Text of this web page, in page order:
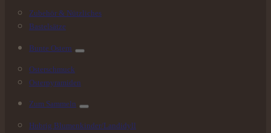
Zubehör & Nützliches
Bastelsätze
Bunte Ostern
Osterschmuck
Osterpyramiden
Zum Sammeln
Hubrig Blumenkinder/Landidyll